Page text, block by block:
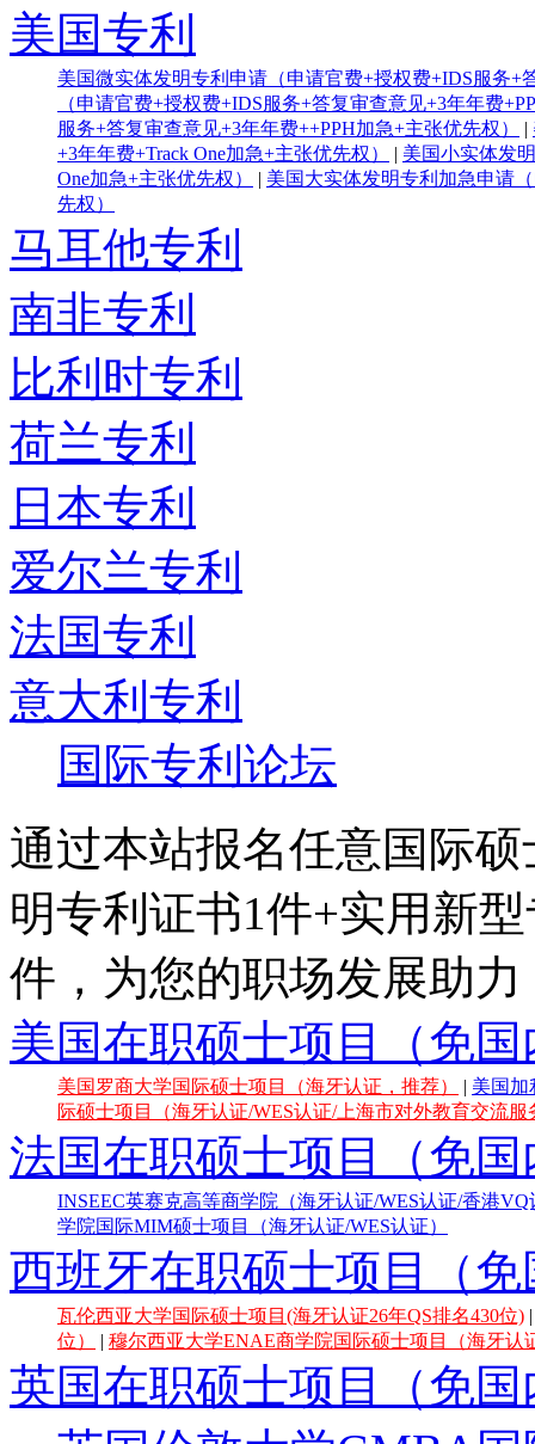
美国专利
美国微实体发明专利申请（申请官费+授权费+IDS服务+
（申请官费+授权费+IDS服务+答复审查意见+3年年费
服务+答复审查意见+3年年费++PPH加急+主张优先权）
+3年年费+Track One加急+主张优先权）
美国小实体发
One加急+主张优先权）
美国大实体发明专利加急申请
先权）
马耳他专利
南非专利
比利时专利
荷兰专利
日本专利
爱尔兰专利
法国专利
意大利专利
国际专利论坛
通过本站报名任意国际
明专利证书1件+实用新
件，为您的职场发展助力
美国在职硕士项目（免
美国罗商大学国际硕士项目（海牙认证，推荐）
美国加
际硕士项目（海牙认证/WES认证/上海市对外教育交流
法国在职硕士项目（免
INSEEC英赛克高等商学院（海牙认证/WES认证/香港VQ
学院国际MIM硕士项目（海牙认证/WES认证）
西班牙在职硕士项目（
瓦伦西亚大学国际硕士项目(海牙认证26年QS排名430位)
位）
穆尔西亚大学ENAE商学院国际硕士项目（海牙认
英国在职硕士项目（免